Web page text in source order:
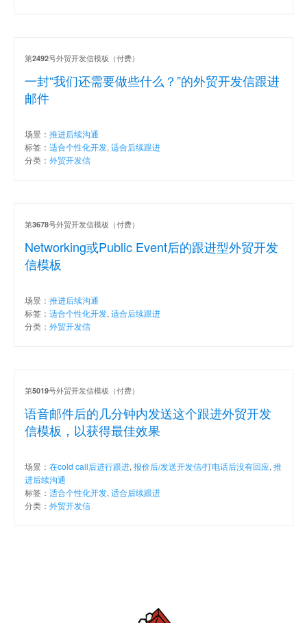
一封“我们还需要做些什么？”的外贸开发信跟进
邮件
第2492号外贸开发信模板（付费）
场景： 推进后续沟通
标签： 适合个性化开发, 适合后续跟进
分类： 外贸开发信
Networking或Public Event后的跟进型外贸开发
信模板
第3678号外贸开发信模板（付费）
场景： 推进后续沟通
标签： 适合个性化开发, 适合后续跟进
分类： 外贸开发信
语音邮件后的几分钟内发送这个跟进外贸开发
信模板，以获得最佳效果
第5019号外贸开发信模板（付费）
场景： 在cold call后进行跟进, 报价后/发送开发信/打电话后没有回应, 推
进后续沟通
标签： 适合个性化开发, 适合后续跟进
分类： 外贸开发信